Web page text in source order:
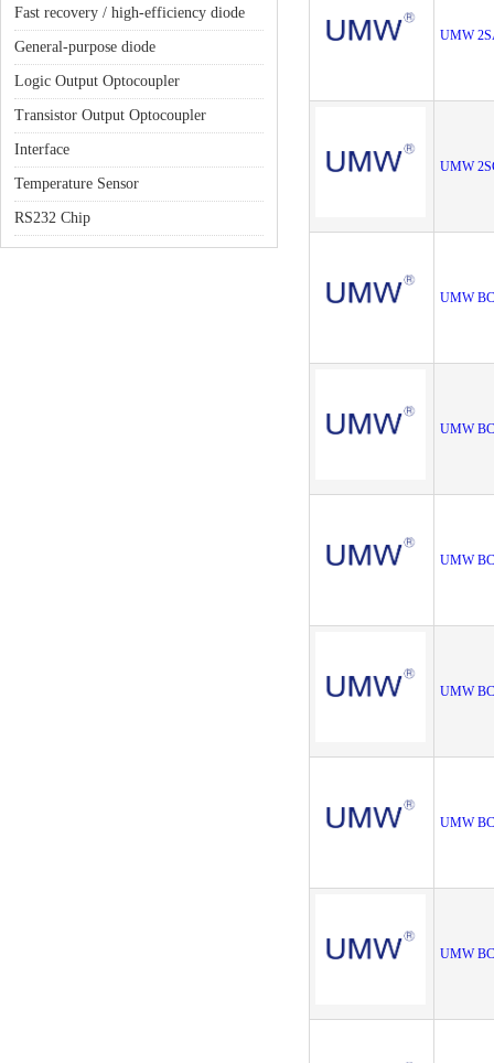
Fast recovery / high-efficiency diode
General-purpose diode
Logic Output Optocoupler
Transistor Output Optocoupler
Interface
Temperature Sensor
RS232 Chip
UMW
UMW
UMW
UMW
UMW
UMW
UMW
UMW